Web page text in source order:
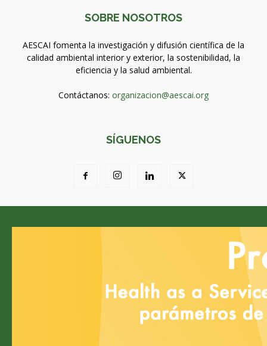
SOBRE NOSOTROS
AESCAI fomenta la investigación y difusión científica de la
calidad ambiental interior y exterior, la sostenibilidad, la
eficiencia y la salud ambiental.
Contáctanos: organizacion@aescai.org
SÍGUENOS